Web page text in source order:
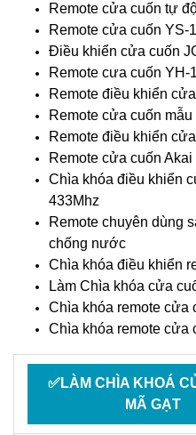
Remote cửa cuốn tự
Remote cửa cuốn YS-
Điều khiển cửa cuốn
Remote cưa cuốn YH-
Remote điều khiển
Remote cửa cuốn mẫu
Remote điều khiển
Remote cửa cuốn
Chìa khóa điều khiển
433Mhz
Remote chuyên dùng
chống nước
Chìa khóa điều khiển
Làm Chìa khóa cửa
Chìa khóa remote cửa
Chìa khóa remote cửa
✅LÀM CHÌA KHOÁ
MÃ GẠT